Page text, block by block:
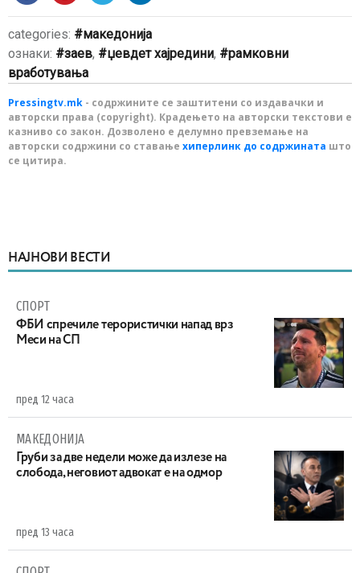
categories:
македонија
ознаки:
заев, џевдет хајредини,
рамковни
вработувања
Pressingtv.mk - содржините се заштитени со издавачки и
авторски права (copyright). Крадењето на авторски текстови е
казниво со закон. Дозволено е делумно превземање на
авторски содржини со ставање хиперлинк до содржината што
се цитира.
НАЈНОВИ ВЕСТИ
СПОРТ
ФБИ спречиле терористички напад врз
Меси на СП
пред 12 часа
МАКЕДОНИЈА
Груби за две недели може да излезе на
слобода, неговиот адвокат е на одмор
пред 13 часа